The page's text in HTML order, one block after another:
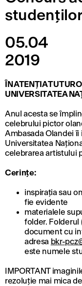
05.04
2019
ÎN ATENȚIA
UNIVERSITATEA
Anul acesta se
celebrului pictor
Ambasada Olandei
Universitatea
celebrarea artistului
Cerințe:
inspirația sau
fie evidente
materialele
folder. Folderul
document cu
adresa bkr-
este numele
IMPORTANT
rezoluție mai mica